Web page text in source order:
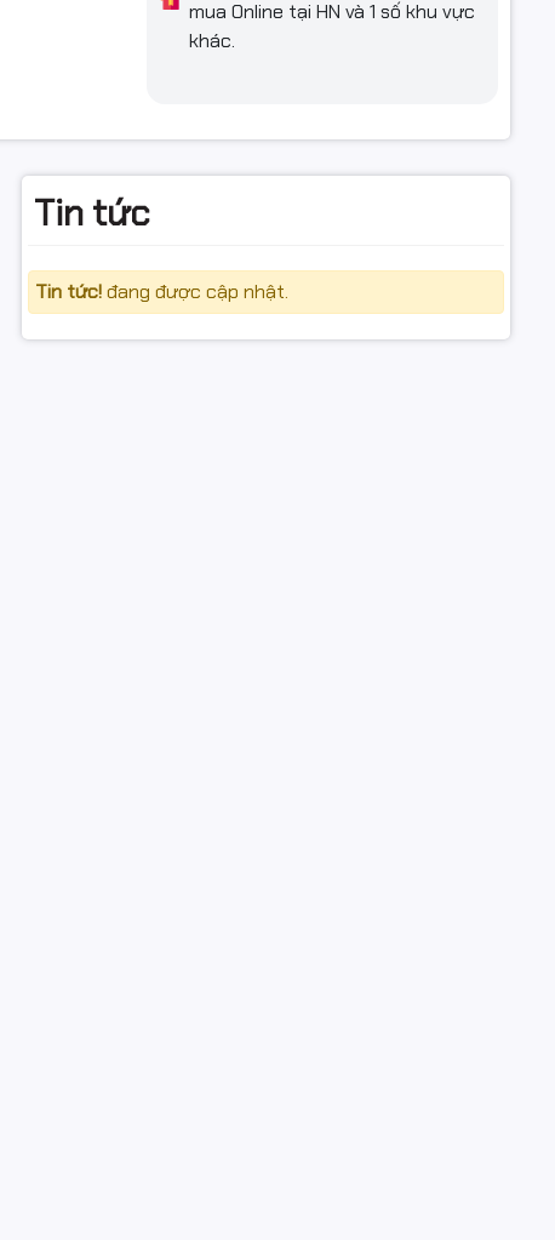
mua Online tại HN và 1 số khu vực
khác.
Tin tức
Tin tức!đang được cập nhật.
hiệu